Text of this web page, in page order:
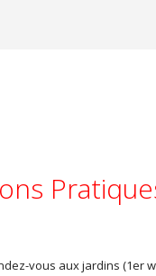
vous aux jardins (1er